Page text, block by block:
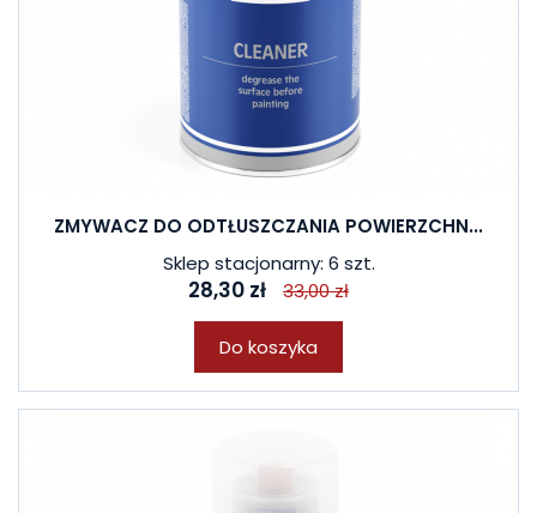
ZMYWACZ DO ODTŁUSZCZANIA POWIERZCHN...
Sklep stacjonarny: 6 szt.
28,30 zł 33,00 zł
Do koszyka